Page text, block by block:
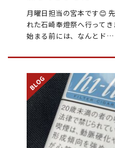
月曜日担当の宮本です😊
れた石崎奉燈祭へ行って
始まる前には、なんとド…